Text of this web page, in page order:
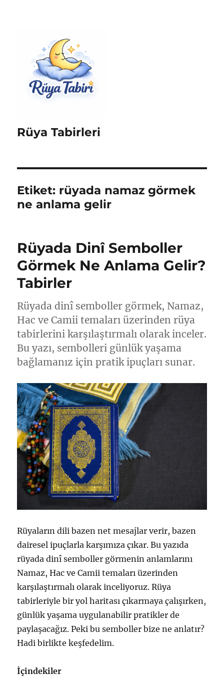
Rüya Tabirleri
Etiket: rüyada namaz görmek
ne anlama gelir
Rüyada Dinî Semboller
Görmek Ne Anlama Gelir?
Tabirler
Rüyada dinî semboller görmek, Namaz,
Hac ve Camii temaları üzerinden rüya
tabirlerini karşılaştırmalı olarak inceler.
Bu yazı, sembolleri günlük yaşama
bağlamanız için pratik ipuçları sunar.
Rüyaların dili bazen net mesajlar verir, bazen
dairesel ipuçlarla karşımıza çıkar. Bu yazıda
rüyada dinî semboller görmenin anlamlarını
Namaz, Hac ve Camii temaları üzerinden
karşılaştırmalı olarak inceliyoruz. Rüya
tabirleriyle bir yol haritası çıkarmaya çalışırken,
günlük yaşama uygulanabilir pratikler de
paylaşacağız. Peki bu semboller bize ne anlatır?
Hadi birlikte keşfedelim.
İçindekiler